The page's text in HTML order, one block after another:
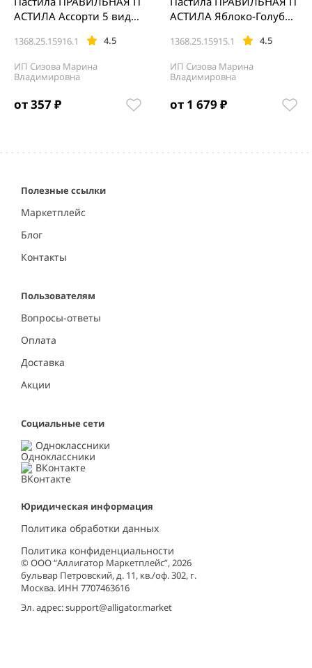
от 357 ₽
1368.25.15916.1 4.5
АСТИЛА Ассорти 5 видо
ИП Сизова Марина
Владимировна
от 1 679 ₽
1368.25.15915.1 4.5
АСТИЛА Яблоко-Голубик
ИП Сизова Марина
Владимировна
5
Полезные ссылки
Маркетплейс
Блог
Контакты
Пользователям
Вопросы-ответы
Оплата
Доставка
Акции
Социальные сети
Одноклассники
ВКонтакте
Юридическая информация
Политика обработки данных
Политика конфиденциальности
© ООО “Аллигатор Маркетплейс”, 2026
бульвар Петровский, д. 11, кв./оф. 302, г.
Москва. ИНН 7707463616
Эл. адрес:support@alligator.market